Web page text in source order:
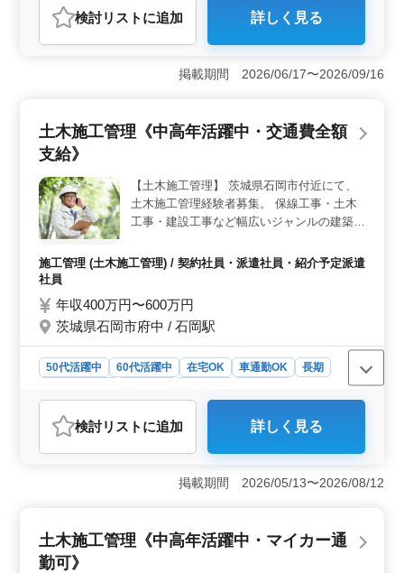
おすすめポイント
＜土木施工管理《中高年活躍中・社保完備》＞ 岡山県
岡山市北区幸町において、土木の施工管理業務の求人で
す。具体的な業務には、施工計画書の作成、コスト管
宅などを中心とした宅地造成工事を請け負っている土木
工事会社です。戸建て、分譲住宅、団地などの宅地造成
事で発展してきました。社員の仕事のしやすさを第一に
考え、福利厚生も充実しています。 ＜待遇＞ 年収
は能力・資格により400～600万円です。全額支給の通勤
手当、健康保険・厚生年金・雇用保険・労災保険も完備
しています。週5日勤務で、土曜日も工期によっては出勤
があります。土日祝の休日や1日平均1時間の残業があり
ますが、建設業の中で経験豊富な方々が活躍できる環境
です。
検討リスト に追加 詳しく見る
掲載期間 2026/06/17〜2026/09/16
土木施工管理《中高年活躍中・交通費全額
支給》
【土木施工管理】 茨城県石岡市付近にて、
土木施工管理経験者募集。 保線工事・土木
工事・建設工事など幅広いジャンルの建築物
ルでの土木施工管理業務を行っていただける
内容● 1つの案件に対して一貫した管理をお
任せいたします。 工事計画の立案から、工
事現場での打ち合わせ・スケジュール管理な
ど、一通りを行っていただきます。 ●特徴●
10代から70代までと、幅広い年代のスタッ
フが活躍し、スキルや技術を社内全体で共有
する社風の当社。 相談しながら業務を遂行
できるので、安心して仕事を行っていただけ
る環境となっております。
施工管理 (土木施工管理) / 契約社員・派遣社員・紹介予定派遣
社員
年収400万円〜600万円
茨城県石岡市府中 / 石岡駅
50代活躍中 60代活躍中 在宅OK 車通勤OK
長期
おすすめポイント
＜働きやすい環境＞ 多様な年代が活躍中の職場で、経
験豊富な方も歓迎しています。相談しながら業務を進め
られる環境を整えています。 ＜充実の福利厚生＞
給＞ 石岡駅からの通勤に便利な立地で、交通費は全額
支給されます。経済的負担を軽減させられるのが嬉しい
検討リスト に追加 詳しく見る
掲載期間 2026/05/13〜2026/08/12
土木施工管理《中高年活躍中・マイカー通
勤可》